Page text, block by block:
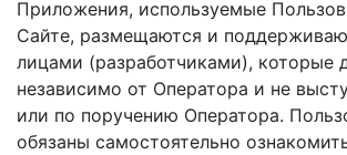
Приложения, используемые
Сайте, размещаются и
лицами (разработчиками), которые
независимо от Оператора и не
или по поручению Оператора.
обязаны самостоятельно